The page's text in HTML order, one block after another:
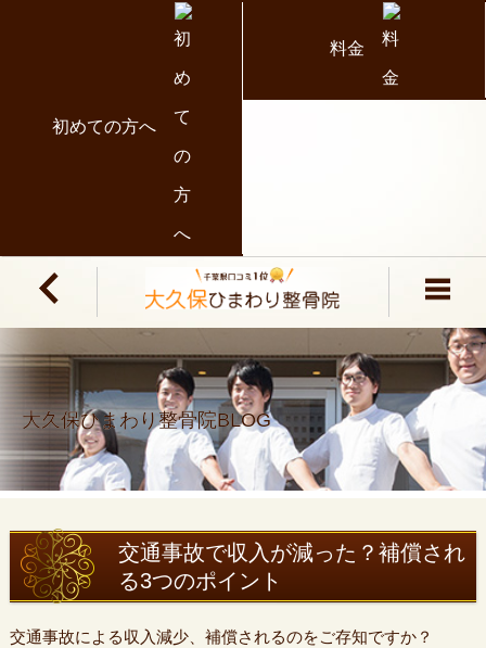
初めての方へ
料金
大久保ひまわり整骨院BLOG
交通事故で収入が減った？補償され
る3つのポイント
交通事故による収入減少、補償されるのをご存知ですか？